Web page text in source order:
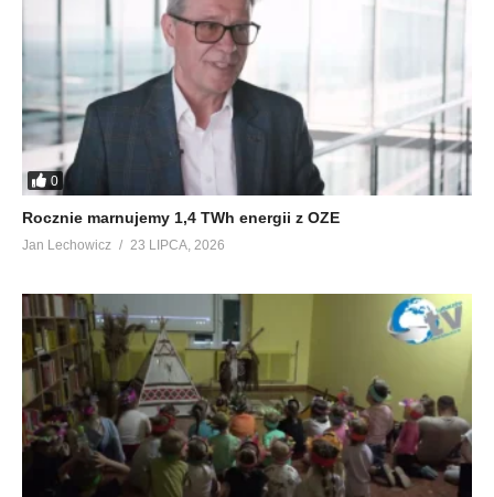
0
Rocznie marnujemy 1,4 TWh energii z OZE
Jan Lechowicz 23 LIPCA, 2026